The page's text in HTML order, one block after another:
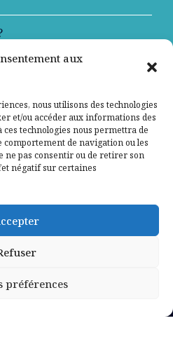
aux
nous utilisons des technologies
et/ou accéder aux informations des
technologies nous permettra de
comportement de navigation ou les
ne pas consentir ou de retirer son
négatif sur certaines
préférences